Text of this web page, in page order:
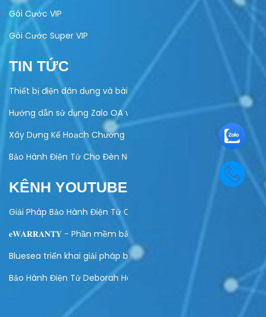
Gói Cước VIP
Gói Cước Super VIP
TIN TỨC
Thiết bị điện dân dụng và bài toán quản lý bảo hành
Hướng dẫn sử dụng Zalo OA vào hoạt động kinh doanh của
Xây Dựng Kế Hoạch Chương Trình Khuyến Mại Trực Tuyến
Bảo Hành Điện Tử Cho Đèn Năng Lượng Mặt Trời – Giải Pháp
KÊNH YOUTUBE
Giải Pháp Bảo Hành Điện Tử Cho Ngành Điện Máy
𝐞𝐖𝐀𝐑𝐑𝐀𝐍𝐓𝐘 - Phần mềm bảo hành điện tử toàn diện
Bluesea triển khai giải pháp bảo hành điện tử cho Olivo
Bảo Hành Điện Tử Deborah Home